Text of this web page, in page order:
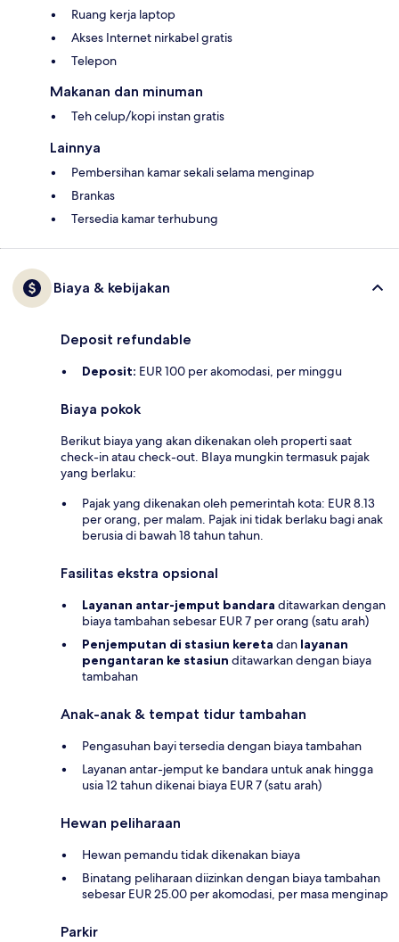
Ruang kerja laptop
Akses Internet nirkabel gratis
Telepon
Makanan dan minuman
Teh celup/kopi instan gratis
Lainnya
Pembersihan kamar sekali selama menginap
Brankas
Tersedia kamar terhubung
Biaya & kebijakan
Deposit refundable
Deposit: EUR 100 per akomodasi, per minggu
Biaya pokok
Berikut biaya yang akan dikenakan oleh properti saat
check-in atau check-out. BIaya mungkin termasuk pajak
yang berlaku:
Pajak yang dikenakan oleh pemerintah kota: EUR 8.13
per orang, per malam. Pajak ini tidak berlaku bagi anak
berusia di bawah 18 tahun tahun.
Fasilitas ekstra opsional
Layanan antar-jemput bandara ditawarkan dengan
biaya tambahan sebesar EUR 7 per orang (satu arah)
Penjemputan di stasiun kereta dan layanan
pengantaran ke stasiun ditawarkan dengan biaya
tambahan
Anak-anak & tempat tidur tambahan
Pengasuhan bayi tersedia dengan biaya tambahan
Layanan antar-jemput ke bandara untuk anak hingga
usia 12 tahun dikenai biaya EUR 7 (satu arah)
Hewan peliharaan
Hewan pemandu tidak dikenakan biaya
Binatang peliharaan diizinkan dengan biaya tambahan
sebesar EUR 25.00 per akomodasi, per masa menginap
Parkir